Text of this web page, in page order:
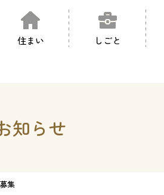
住まい しごと
知らせ
集